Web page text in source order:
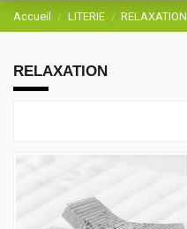
Accueil LITERIE RELAXATION
RELAXATION